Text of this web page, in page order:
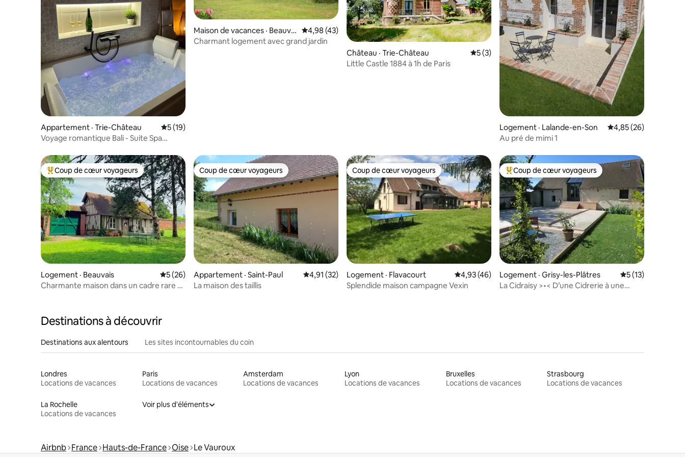
Appartement · Trie-Château Note moyenne de 5 sur 5, 19 commentaires
5 (19)
Voyage romantique Bali - Suite Spa
Maison de vacances · Beauvai
s
Note moyenne de 4,98 sur 5, 43 commentaires
4,98 (43)
Charmant logement avec grand jardin
Château · Trie-Château Note moyenne de 5 sur 5, 3 commentaires
5 (3)
Little Castle 1884 à 1h de Paris
Logement · Lalande-en-Son Note moyenne de
4,85 (26)
Au pré de mimi 1
Coup de cœur voyageurs parmi les plus aimés
Coup de cœur voyageurs
Logement · Beauvais Note moyenne de 5 sur 5, 26 commentaires
5 (26)
Charmante maison dans un cadre rare et
Coup de cœur voyageurs
Coup de cœur voyageurs
Appartement · Saint-Paul Note moyenne de 4,91 sur 5, 32 commentaires
4,91 (32)
La maison des taillis
Coup de cœur voyageurs
Coup de cœur voyageurs
Logement · Flavacourt Note moyenne de 4,93 sur 5, 46 commentaires
4,93 (46)
Splendide maison campagne Vexin
Coup de cœur voyageurs parmi les plus aimés
Coup de cœur voyageurs
Logement · Grisy-les-Plâtres Note moyenne
5 (13)
La Cidraisy >•< D’une Cidrerie à une
Destinations à découvrir
Destinations aux alentours Les sites incontournables du coin
Londres
Locations de vacances
Paris
Locations de vacances
Amsterdam
Locations de vacances
Lyon
Locations de vacances
Bruxelles
Locations de vacances
Strasbourg
Locations de vacances
La Rochelle
Locations de vacances
Voir plus d'éléments
Airbnb France Hauts-de-France Oise Le Vauroux